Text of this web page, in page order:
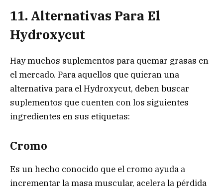
11. Alternativas Para El
Hydroxycut
Hay muchos suplementos para quemar grasas en
el mercado. Para aquellos que quieran una
alternativa para el Hydroxycut, deben buscar
suplementos que cuenten con los siguientes
ingredientes en sus etiquetas:
Cromo
Es un hecho conocido que el cromo ayuda a
incrementar la masa muscular, acelera la pérdida